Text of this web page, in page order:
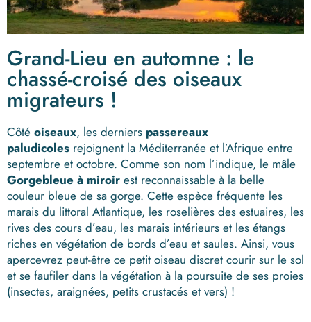
Grand-Lieu en automne : le
chassé-croisé des oiseaux
migrateurs !
Côté oiseaux, les derniers passereaux
paludicoles rejoignent la Méditerranée et l’Afrique entre
septembre et octobre. Comme son nom l’indique, le mâle
Gorgebleue à miroir est reconnaissable à la belle
couleur bleue de sa gorge. Cette espèce fréquente les
marais du littoral Atlantique, les roselières des estuaires, les
rives des cours d’eau, les marais intérieurs et les étangs
riches en végétation de bords d’eau et saules. Ainsi, vous
apercevrez peut-être ce petit oiseau discret courir sur le sol
et se faufiler dans la végétation à la poursuite de ses proies
(insectes, araignées, petits crustacés et vers) !